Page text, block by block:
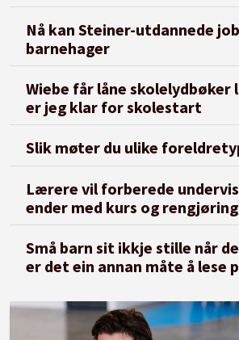
Nå kan Steiner-utdannede
barnehager
Wiebe får låne skolelydbøker
er jeg klar for skolestart
Slik møter du ulike
Lærere vil forberede
ender med kurs og rengjøring
Små barn sit ikkje stille når
er det ein annan måte å lese